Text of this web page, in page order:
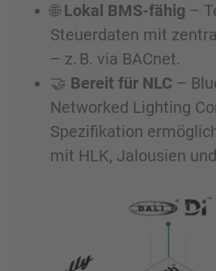
🌐Lokal BMS-fähig –
Steuerdaten mit
– z. B. via BACnet.
🤝 Bereit für NLC –
Networked Lighting
Spezifikation
mit HLK, Jalousien